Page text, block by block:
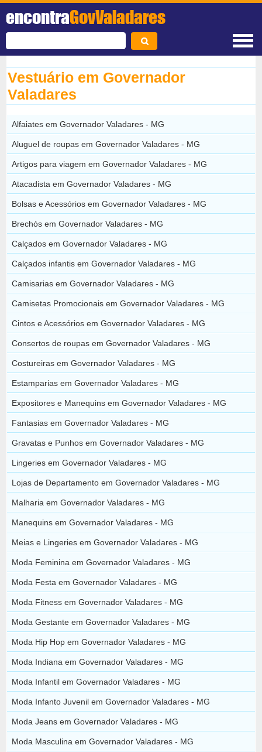
encontraGovValadares
Vestuário em Governador
Valadares
Alfaiates em Governador Valadares - MG
Aluguel de roupas em Governador Valadares - MG
Artigos para viagem em Governador Valadares - MG
Atacadista em Governador Valadares - MG
Bolsas e Acessórios em Governador Valadares - MG
Brechós em Governador Valadares - MG
Calçados em Governador Valadares - MG
Calçados infantis em Governador Valadares - MG
Camisarias em Governador Valadares - MG
Camisetas Promocionais em Governador Valadares - MG
Cintos e Acessórios em Governador Valadares - MG
Consertos de roupas em Governador Valadares - MG
Costureiras em Governador Valadares - MG
Estamparias em Governador Valadares - MG
Expositores e Manequins em Governador Valadares - MG
Fantasias em Governador Valadares - MG
Gravatas e Punhos em Governador Valadares - MG
Lingeries em Governador Valadares - MG
Lojas de Departamento em Governador Valadares - MG
Malharia em Governador Valadares - MG
Manequins em Governador Valadares - MG
Meias e Lingeries em Governador Valadares - MG
Moda Feminina em Governador Valadares - MG
Moda Festa em Governador Valadares - MG
Moda Fitness em Governador Valadares - MG
Moda Gestante em Governador Valadares - MG
Moda Hip Hop em Governador Valadares - MG
Moda Indiana em Governador Valadares - MG
Moda Infantil em Governador Valadares - MG
Moda Infanto Juvenil em Governador Valadares - MG
Moda Jeans em Governador Valadares - MG
Moda Masculina em Governador Valadares - MG